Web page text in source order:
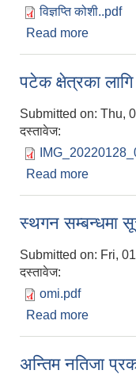
विज्ञप्ति कोशी..pdf
Read more
पटेक क्षेत्रका
Submitted on: Thu,
दस्तावेज:
Read more
स्थगन सम्बन्धमा
Submitted on: Fri,
दस्तावेज:
omi.pdf
Read more
अन्तिम नतिजा